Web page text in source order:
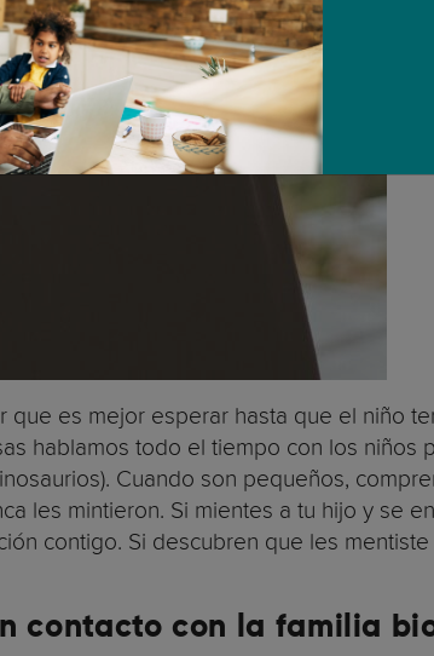
que es mejor esperar hasta que el niño
hablamos todo el tiempo con los
Cuando son pequeños,
les mintieron. Si mientes a tu hijo y se
contigo. Si descubren que les
contacto con la familia